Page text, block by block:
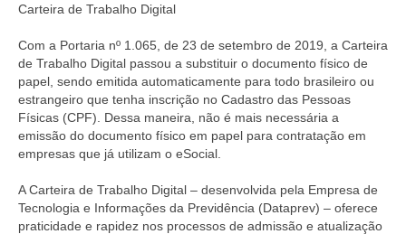
Carteira de Trabalho Digital
Com a Portaria nº 1.065, de 23 de setembro de 2019, a Carteira
de Trabalho Digital passou a substituir o documento físico de
papel, sendo emitida automaticamente para todo brasileiro ou
estrangeiro que tenha inscrição no Cadastro das Pessoas
Físicas (CPF). Dessa maneira, não é mais necessária a
emissão do documento físico em papel para contratação em
empresas que já utilizam o eSocial.
A Carteira de Trabalho Digital – desenvolvida pela Empresa de
Tecnologia e Informações da Previdência (Dataprev) – oferece
praticidade e rapidez nos processos de admissão e atualização